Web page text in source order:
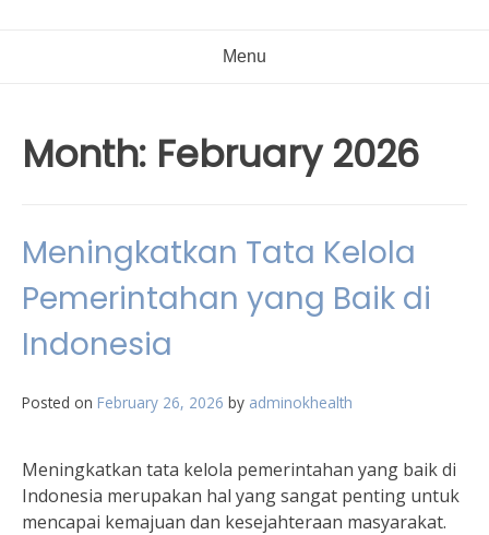
Menu
Month: February 2026
Meningkatkan Tata Kelola
Pemerintahan yang Baik di
Indonesia
Posted on February 26, 2026 by adminokhealth
Meningkatkan tata kelola pemerintahan yang baik di
Indonesia merupakan hal yang sangat penting untuk
mencapai kemajuan dan kesejahteraan masyarakat.